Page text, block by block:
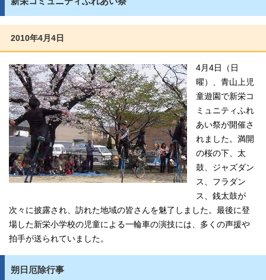
2010年4月4日
4月4日（日
曜）、青山上児
童遊園で新栄コ
ミュニティふれ
あい祭が開催さ
れました。満開
の桜の下、太
鼓、ジャズダン
ス、フラダン
ス、銭太鼓が
次々に披露され、訪れた地域の皆さんを魅了しました。最後に登
場した新栄小学校の児童による一輪車の演技には、多くの声援や
拍手が送られていました。
朔日厄除行事